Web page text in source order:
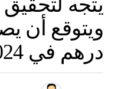
يتجه
درهم في 2024 – أخبار